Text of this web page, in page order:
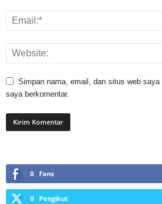
Simpan nama, email, dan situs web
saya berkomentar.
0 Fans
0 Pengikut